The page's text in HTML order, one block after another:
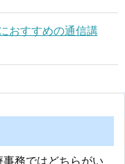
おすすめの通信講
務ではどちらがい